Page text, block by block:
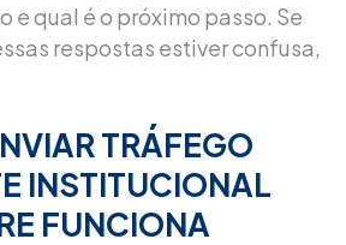
e qual é o próximo passo. Se
respostas estiver confusa,
TRÁFEGO
INSTITUCIONAL
FUNCIONA